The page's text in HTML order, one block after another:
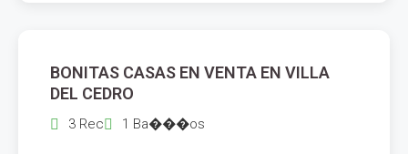
VENTA
BONITAS CASAS EN VENTA EN VILLA
DEL CEDRO
3 Rec 1 Ba���os